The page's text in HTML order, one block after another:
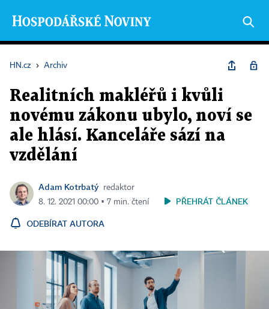
HN.cz › Archiv
Realitních makléřů i kvůli
novému zákonu ubylo, noví se
ale hlásí. Kanceláře sází na
vzdělání
Adam Kotrbatý
redaktor
8. 12. 2021 00:00 ▪ 7 min. čtení
PŘEHRÁT ČLÁNEK
ODEBÍRAT AUTORA